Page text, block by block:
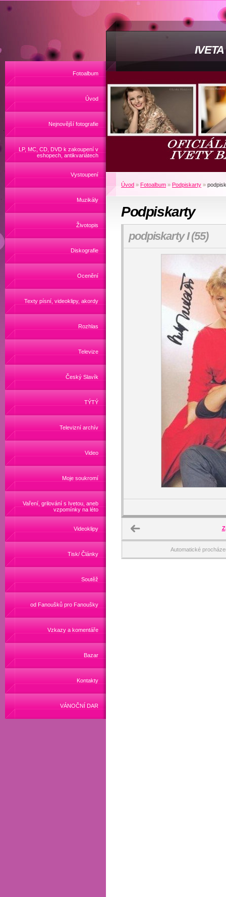
Fotoalbum
Úvod
Nejnovější fotografie
LP, MC, CD, DVD k zakoupení v
eshopech, antikvariátech
Vystoupení
Muzikály
Životopis
Diskografie
Ocenění
Texty písní, videoklipy, akordy
Rozhlas
Televize
Český Slavík
TÝTÝ
Televizní archív
Video
Moje soukromí
Vaření, grilování s Ivetou, aneb
vzpomínky na léto
Videoklipy
Tisk/ Články
Soutěž
od Fanoušků pro Fanoušky
Vzkazy a komentáře
Bazar
Kontakty
VÁNOČNÍ DAR
Úvod » Fotoalbum » Podpiskarty »
Podpiskarty
podpiskarty I (55)
Automatické